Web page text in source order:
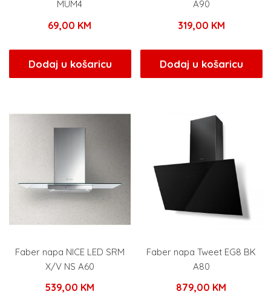
MUM4
69,00 KM
Dodaj u košaricu
A90
319,00 KM
Dodaj u košaricu
Faber napa NICE LED SRM
X/V NS A60
539,00 KM
Faber napa Tweet EG8 BK
A80
879,00 KM